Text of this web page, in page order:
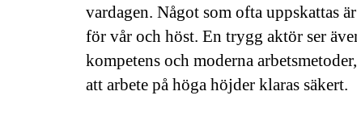
vardagen. Något som ofta uppskattas
för vår och höst. En trygg aktör ser
kompetens och moderna
att arbete på höga höjder klaras säkert.